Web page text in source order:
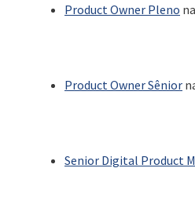
Product Owner Pleno
Product Owner Sênior
Senior Digital Product